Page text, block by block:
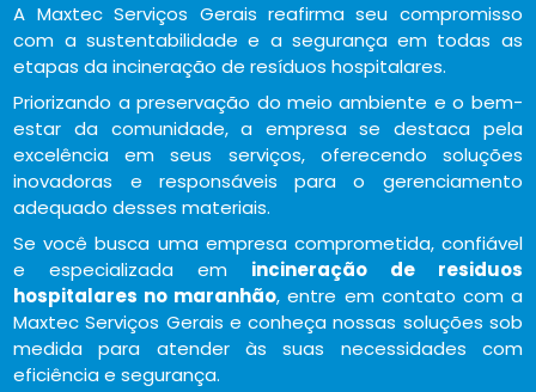
A Maxtec Serviços Gerais reafirma seu compromisso
com a sustentabilidade e a segurança em todas as
etapas da incineração de resíduos hospitalares.
Priorizando a preservação do meio ambiente e o bem-
estar da comunidade, a empresa se destaca pela
excelência em seus serviços, oferecendo soluções
inovadoras e responsáveis para o gerenciamento
adequado desses materiais.
Se você busca uma empresa comprometida, confiável
e especializada em incineração de residuos
hospitalares no maranhão, entre em contato com a
Maxtec Serviços Gerais e conheça nossas soluções sob
medida para atender às suas necessidades com
eficiência e segurança.